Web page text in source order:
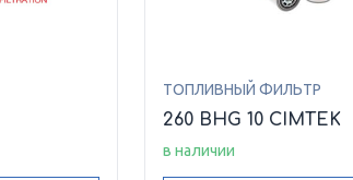
ТОПЛИВНЫЙ ФИЛЬТР
260 BHG 10 CIMTEK
в наличии